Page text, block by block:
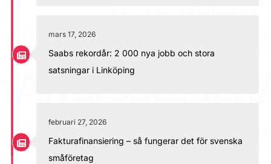
mars 17, 2026
Saabs rekordår: 2 000 nya jobb och stora
satsningar i Linköping
februari 27, 2026
Fakturafinansiering – så fungerar det för svenska
småföretag